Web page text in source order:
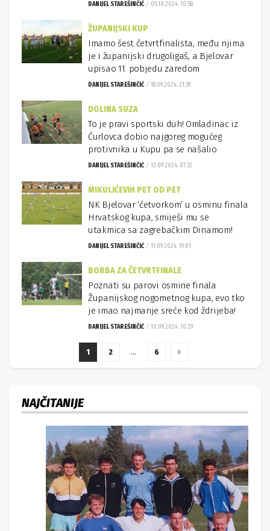
DANIJEL STAREŠINČIĆ 05.10.2024. 10:58
ŽUPANIJSKI KUP
Imamo šest četvrtfinalista, među njima
je i županijski drugoligaš, a Bjelovar
upisao 11. pobjedu zaredom
DANIJEL STAREŠINČIĆ 18.09.2024. 21:39
DOLINA SUZA
To je pravi sportski duh! Omladinac iz
Ćurlovca dobio najgoreg mogućeg
protivnika u Kupu pa se našalio
DANIJEL STAREŠINČIĆ 12.09.2024. 07:32
MIKULIĆEVIH PET OD PET
NK Bjelovar ‘četvorkom’ u osminu finala
Hrvatskog kupa, smiješi mu se
utakmica sa zagrebačkim Dinamom!
DANIJEL STAREŠINČIĆ 11.09.2024. 19:01
BORBA ZA ČETVRTFINALE
Poznati su parovi osmine finala
Županijskog nogometnog kupa, evo tko
je imao najmanje sreće kod ždrijeba!
DANIJEL STAREŠINČIĆ 10.09.2024. 10:29
1 2 … 6
NAJČITANIJE